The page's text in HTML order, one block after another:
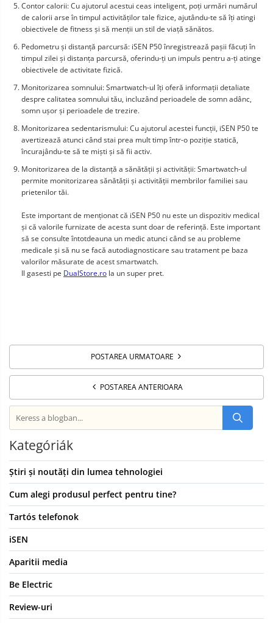
Contor calorii: Cu ajutorul acestui ceas inteligent, poți urmări numărul
de calorii arse în timpul activităților tale fizice, ajutându-te să îți atingi
obiectivele de fitness și să menții un stil de viață sănătos.
Pedometru și distanță parcursă: iSEN P50 înregistrează pașii făcuți în
timpul zilei și distanța parcursă, oferindu-ți un impuls pentru a-ți atinge
obiectivele de activitate fizică.
Monitorizarea somnului: Smartwatch-ul îți oferă informații detaliate
despre calitatea somnului tău, incluzând perioadele de somn adânc,
somn ușor și perioadele de trezire.
Monitorizarea sedentarismului: Cu ajutorul acestei funcții, iSEN P50 te
avertizează atunci când stai prea mult timp într-o poziție statică,
încurajându-te să te miști și să fii activ.
Monitorizarea de la distanță a sănătății și activității: Smartwatch-ul
permite monitorizarea sănătății și activității membrilor familiei sau
prietenilor tăi.
Este important de menționat că iSEN P50 nu este un dispozitiv medical
și că valorile furnizate de acesta sunt doar de referință. Este important
să se consulte întotdeauna un medic atunci când se au probleme
medicale și să nu se facă autodiagnosticare sau tratament pe baza
valorilor măsurate de acest smartwatch.
Il gasesti pe DualStore.ro la un super pret.
POSTAREA URMATOARE
POSTAREA ANTERIOARA
Kategóriák
Știri și noutăți din lumea tehnologiei
Cum alegi produsul perfect pentru tine?
Tartós telefonok
iSEN
Aparitii media
Be Electric
Review-uri